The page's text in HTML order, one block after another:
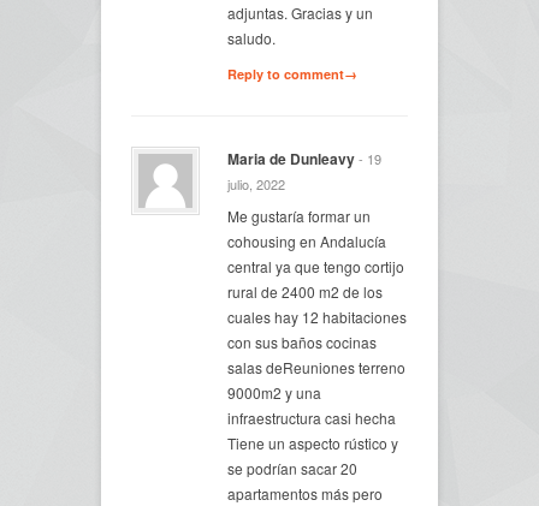
adjuntas. Gracias y un
saludo.
Reply to comment→
Maria de Dunleavy- 19
julio, 2022
Me gustaría formar un
cohousing en Andalucía
central ya que tengo cortijo
rural de 2400 m2 de los
cuales hay 12 habitaciones
con sus baños cocinas
salas deReuniones terreno
9000m2 y una
infraestructura casi hecha
Tiene un aspecto rústico y
se podrían sacar 20
apartamentos más pero